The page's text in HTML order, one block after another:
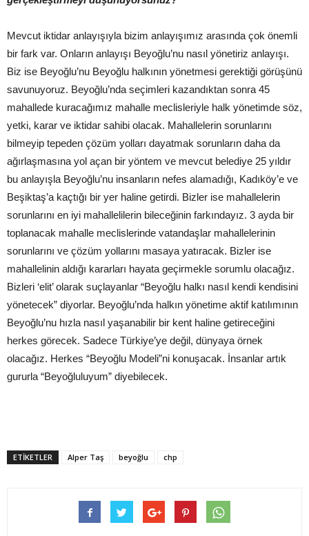
Mevcut iktidar anlayışıyla bizim anlayışımız arasında çok önemli
bir fark var. Onların anlayışı Beyoğlu’nu nasıl yönetiriz anlayışı.
Biz ise Beyoğlu’nu Beyoğlu halkının yönetmesi gerektiği görüşünü
savunuyoruz. Beyoğlu’nda seçimleri kazandıktan sonra 45
mahallede kuracağımız mahalle meclisleriyle halk yönetimde söz,
yetki, karar ve iktidar sahibi olacak. Mahallelerin sorunlarını
bilmeyip tepeden çözüm yolları dayatmak sorunların daha da
ağırlaşmasına yol açan bir yöntem ve mevcut belediye 25 yıldır
bu anlayışla Beyoğlu’nu insanların nefes alamadığı, Kadıköy’e ve
Beşiktaş’a kaçtığı bir yer haline getirdi. Bizler ise mahallelerin
sorunlarını en iyi mahallelilerin bileceğinin farkındayız. 3 ayda bir
toplanacak mahalle meclislerinde vatandaşlar mahallelerinin
sorunlarını ve çözüm yollarını masaya yatıracak. Bizler ise
mahallelinin aldığı kararları hayata geçirmekle sorumlu olacağız.
Bizleri ‘elit’ olarak suçlayanlar “Beyoğlu halkı nasıl kendi kendisini
yönetecek” diyorlar. Beyoğlu’nda halkın yönetime aktif katılımının
Beyoğlu’nu hızla nasıl yaşanabilir bir kent haline getireceğini
herkes görecek. Sadece Türkiye’ye değil, dünyaya örnek
olacağız. Herkes “Beyoğlu Modeli”ni konuşacak. İnsanlar artık
gururla “Beyoğluluyum” diyebilecek.
ETIKETLER Alper Taş beyoğlu chp